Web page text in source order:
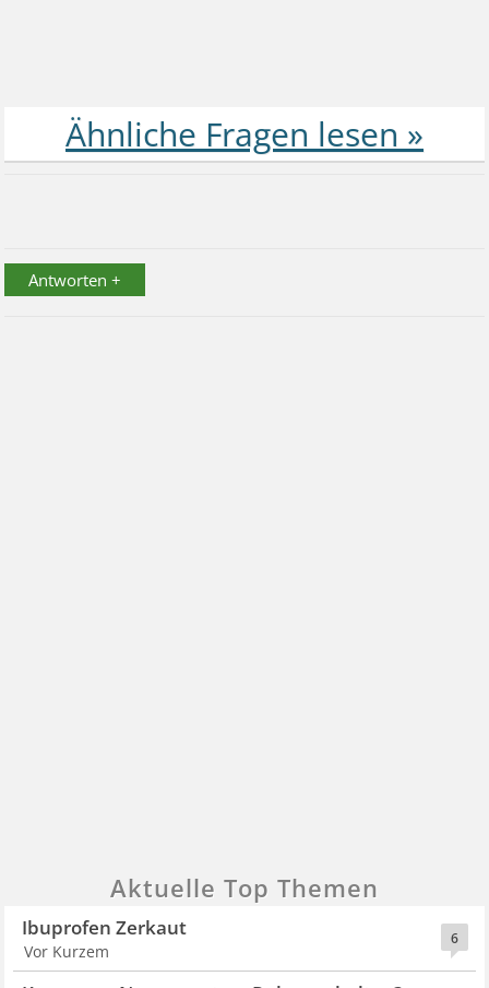
Antworten +
Aktuelle Top Themen
6
Ibuprofen Zerkaut
Vor Kurzem